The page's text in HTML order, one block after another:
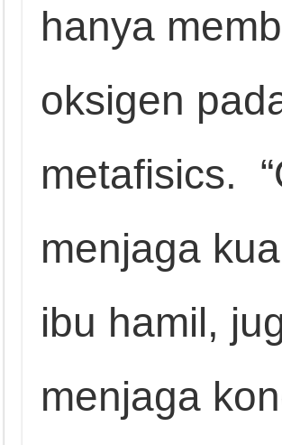
hanya
oksigen
metafisics.
menjaga
ibu hamil,
menjaga